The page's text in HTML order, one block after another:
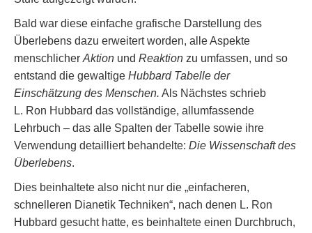
Bald war diese einfache grafische Darstellung des
Überlebens dazu erweitert worden, alle Aspekte
menschlicher Aktion und Reaktion zu umfassen, und so
entstand die gewaltige Hubbard Tabelle der
Einschätzung des Menschen. Als Nächstes schrieb
L. Ron Hubbard das vollständige, allumfassende
Lehrbuch – das alle Spalten der Tabelle sowie ihre
Verwendung detailliert behandelte: Die Wissenschaft des
Überlebens.
Dies beinhaltete also nicht nur die „einfacheren,
schnelleren Dianetik Techniken“, nach denen L. Ron
Hubbard gesucht hatte, es beinhaltete einen Durchbruch,